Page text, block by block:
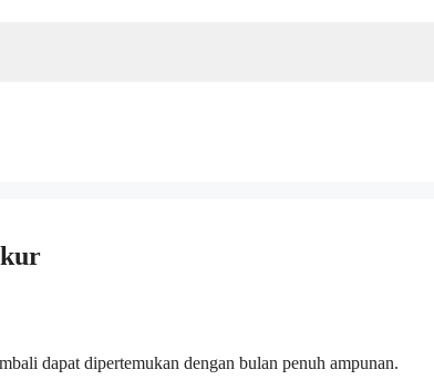
dapat dipertemukan dengan bulan penuh ampunan.